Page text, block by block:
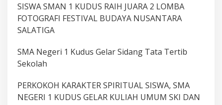
SISWA SMAN 1 KUDUS RAIH JUARA 2 LOMBA
FOTOGRAFI FESTIVAL BUDAYA NUSANTARA
SALATIGA
SMA Negeri 1 Kudus Gelar Sidang Tata Tertib
Sekolah
PERKOKOH KARAKTER SPIRITUAL SISWA, SMA
NEGERI 1 KUDUS GELAR KULIAH UMUM SKI DAN